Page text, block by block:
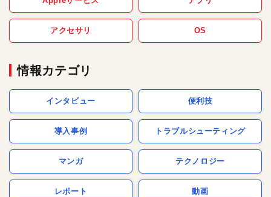
アクセサリ OS
情報カテゴリ
インタビュー 便利技
導入事例 トラブルシューティング
マンガ テクノロジー
レポート 動画